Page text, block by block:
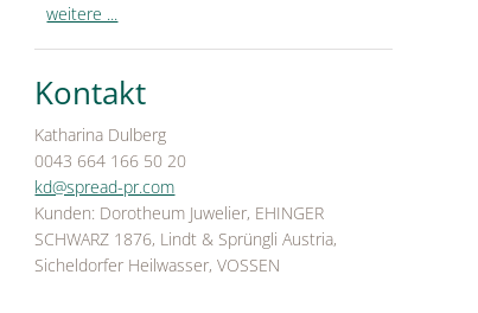
weitere ...
Kontakt
Katharina Dulberg
0043 664 166 50 20
kd@spread-pr.com
Kunden: Dorotheum Juwelier, EHINGER
SCHWARZ 1876, Lindt & Sprüngli Austria,
Sicheldorfer Heilwasser, VOSSEN